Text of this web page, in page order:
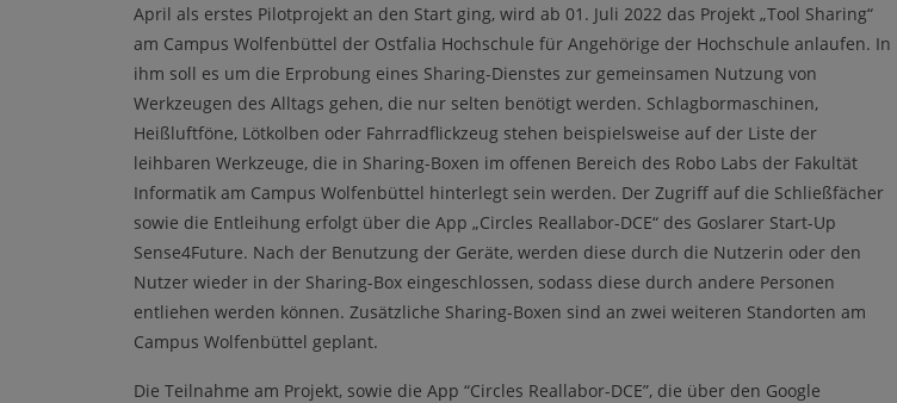
April als erstes Pilotprojekt an den Start ging, wird ab 01. Juli 2022 das Projekt „Tool Sharing“
am Campus Wolfenbüttel der Ostfalia Hochschule für Angehörige der Hochschule anlaufen. In
ihm soll es um die Erprobung eines Sharing-Dienstes zur gemeinsamen Nutzung von
Werkzeugen des Alltags gehen, die nur selten benötigt werden. Schlagbormaschinen,
Heißluftföne, Lötkolben oder Fahrradflickzeug stehen beispielsweise auf der Liste der
leihbaren Werkzeuge, die in Sharing-Boxen im offenen Bereich des Robo Labs der Fakultät
Informatik am Campus Wolfenbüttel hinterlegt sein werden. Der Zugriff auf die Schließfächer
sowie die Entleihung erfolgt über die App „Circles Reallabor-DCE“ des Goslarer Start-Up
Sense4Future. Nach der Benutzung der Geräte, werden diese durch die Nutzerin oder den
Nutzer wieder in der Sharing-Box eingeschlossen, sodass diese durch andere Personen
entliehen werden können. Zusätzliche Sharing-Boxen sind an zwei weiteren Standorten am
Campus Wolfenbüttel geplant.
Die Teilnahme am Projekt, sowie die App “Circles Reallabor-DCE”, die über den Google